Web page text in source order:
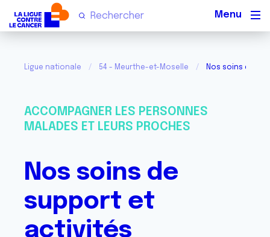
Ligue nationale 54 - Meurthe-et-Moselle Nos soins de
ACCOMPAGNER LES PERSONNES
MALADES ET LEURS PROCHES
Nos soins de
support et
activités